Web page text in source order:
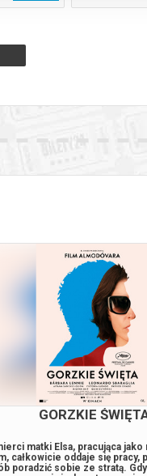
O CZYM SOBIE NIE
sobie nie mówimy" (Le
Muccino Włochy,
film reżysera